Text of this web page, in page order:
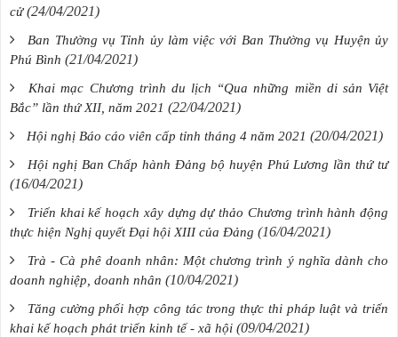
cử (24/04/2021)
Ban Thường vụ Tỉnh ủy làm việc với Ban Thường vụ Huyện ủy
Phú Bình (21/04/2021)
Khai mạc Chương trình du lịch “Qua những miền di sản Việt
Bắc” lần thứ XII, năm 2021 (22/04/2021)
Hội nghị Báo cáo viên cấp tỉnh tháng 4 năm 2021 (20/04/2021)
Hội nghị Ban Chấp hành Đảng bộ huyện Phú Lương lần thứ tư
(16/04/2021)
Triển khai kế hoạch xây dựng dự thảo Chương trình hành động
thực hiện Nghị quyết Đại hội XIII của Đảng (16/04/2021)
Trà - Cà phê doanh nhân: Một chương trình ý nghĩa dành cho
doanh nghiệp, doanh nhân (10/04/2021)
Tăng cường phối hợp công tác trong thực thi pháp luật và triển
khai kế hoạch phát triển kinh tế - xã hội (09/04/2021)